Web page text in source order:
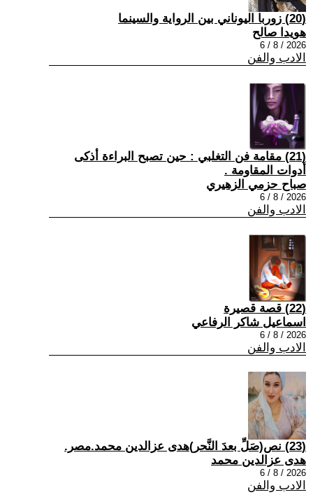
(20) زوربا اليوناني بين الرواية والسينما
هويدا صالح
2026 / 8 / 6
الادب والفن
(21) مقامة فن التغلبي : حين تصبح البراءة أذكى
أدوات المقاومة .
صباح حزمي الزهيري
2026 / 8 / 6
الادب والفن
(22) قصة قصيرة
اسماعيل شاكر الرفاعي
2026 / 8 / 6
الادب والفن
(23) نص(صَلِّ بعدَ النَّحر)هدى عزالدين محمد.مصر.
هدى عزالدين محمد
2026 / 8 / 6
الادب والفن